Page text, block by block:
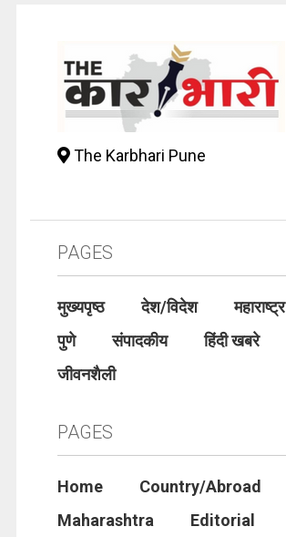
The Karbhari Pune
PAGES
मुख्यपृष्ठ देश/विदेश
महाराष्ट्र
पुणे
संपादकीय
हिंदी खबरे
जीवनशैली
PAGES
Home
Country/Abroad
Maharashtra
Editorial